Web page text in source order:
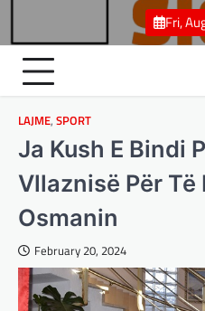
content
Fri,
LAJME, SPORT
Ja Kush E Bindi
Vllaznisë Për Të
Osmanin
February 20, 2024